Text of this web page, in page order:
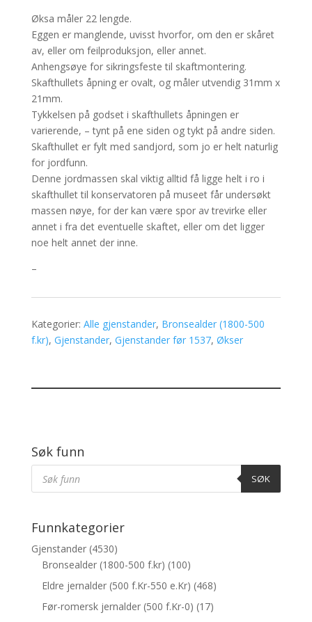
Øksa måler 22 lengde.
Eggen er manglende, uvisst hvorfor, om den er skåret
av, eller om feilproduksjon, eller annet.
Anhengsøye for sikringsfeste til skaftmontering.
Skafthullets åpning er ovalt, og måler utvendig 31mm x
21mm.
Tykkelsen på godset i skafthullets åpningen er
varierende, – tynt på ene siden og tykt på andre siden.
Skafthullet er fylt med sandjord, som jo er helt naturlig
for jordfunn.
Denne jordmassen skal viktig alltid få ligge helt i ro i
skafthullet til konservatoren på museet får undersøkt
massen nøye, for der kan være spor av trevirke eller
annet i fra det eventuelle skaftet, eller om det ligger
noe helt annet der inne.
–
Kategorier: Alle gjenstander, Bronsealder (1800-500
f.kr), Gjenstander, Gjenstander før 1537, Økser
Søk funn
Products
Søk SØK
Funnkategorier
Gjenstander (4530)
Bronsealder (1800-500 f.kr) (100)
Eldre jernalder (500 f.Kr-550 e.Kr) (468)
Før-romersk jernalder (500 f.Kr-0) (17)